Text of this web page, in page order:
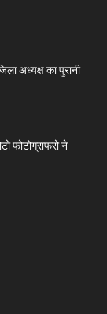
अध्यक्ष का पुरानी
फोटोग्राफरो ने